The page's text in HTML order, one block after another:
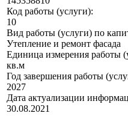
Код работы (услуги):
10
Вид работы (услуги) по
Утепление и ремонт фасада
Единица измерения работы
кв.м
Год завершения работы
2027
Дата актуализации
30.08.2021